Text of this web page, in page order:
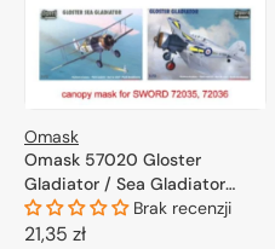
Omask
Omask 57020 Gloster
Gladiator / Sea Gladiator
mask (for Sword 72035,
72036) 1/72
Brak recenzji
Cena
21,35 zł